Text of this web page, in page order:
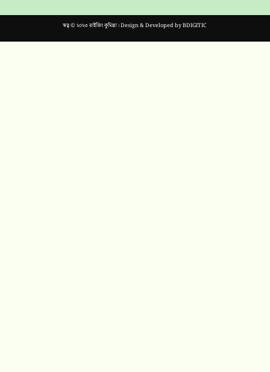
স্বত্ব © ২০২৩ রাইজিং কুমিল্লা। Design & Developed byBDIGITIC